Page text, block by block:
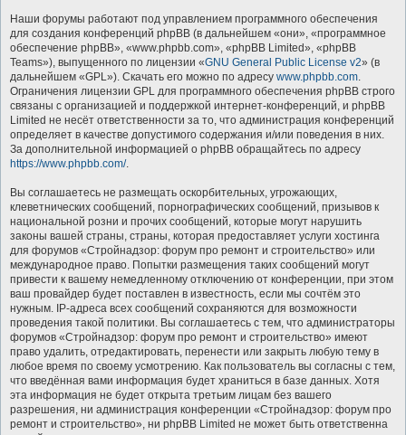
Наши форумы работают под управлением программного обеспечения
для создания конференций phpBB (в дальнейшем «они», «программное
обеспечение phpBB», «www.phpbb.com», «phpBB Limited», «phpBB
Teams»), выпущенного по лицензии «GNU General Public License v2» (в
дальнейшем «GPL»). Скачать его можно по адресу www.phpbb.com.
Ограничения лицензии GPL для программного обеспечения phpBB строго
связаны с организацией и поддержкой интернет-конференций, и phpBB
Limited не несёт ответственности за то, что администрация конференций
определяет в качестве допустимого содержания и/или поведения в них.
За дополнительной информацией о phpBB обращайтесь по адресу
https://www.phpbb.com/.
Вы соглашаетесь не размещать оскорбительных, угрожающих,
клеветнических сообщений, порнографических сообщений, призывов к
национальной розни и прочих сообщений, которые могут нарушить
законы вашей страны, страны, которая предоставляет услуги хостинга
для форумов «Стройнадзор: форум про ремонт и строительство» или
международное право. Попытки размещения таких сообщений могут
привести к вашему немедленному отключению от конференции, при этом
ваш провайдер будет поставлен в известность, если мы сочтём это
нужным. IP-адреса всех сообщений сохраняются для возможности
проведения такой политики. Вы соглашаетесь с тем, что администраторы
форумов «Стройнадзор: форум про ремонт и строительство» имеют
право удалить, отредактировать, перенести или закрыть любую тему в
любое время по своему усмотрению. Как пользователь вы согласны с тем,
что введённая вами информация будет храниться в базе данных. Хотя
эта информация не будет открыта третьим лицам без вашего
разрешения, ни администрация конференции «Стройнадзор: форум про
ремонт и строительство», ни phpBB Limited не может быть ответственна